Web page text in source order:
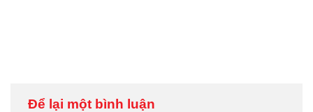
Để lại một bình luận